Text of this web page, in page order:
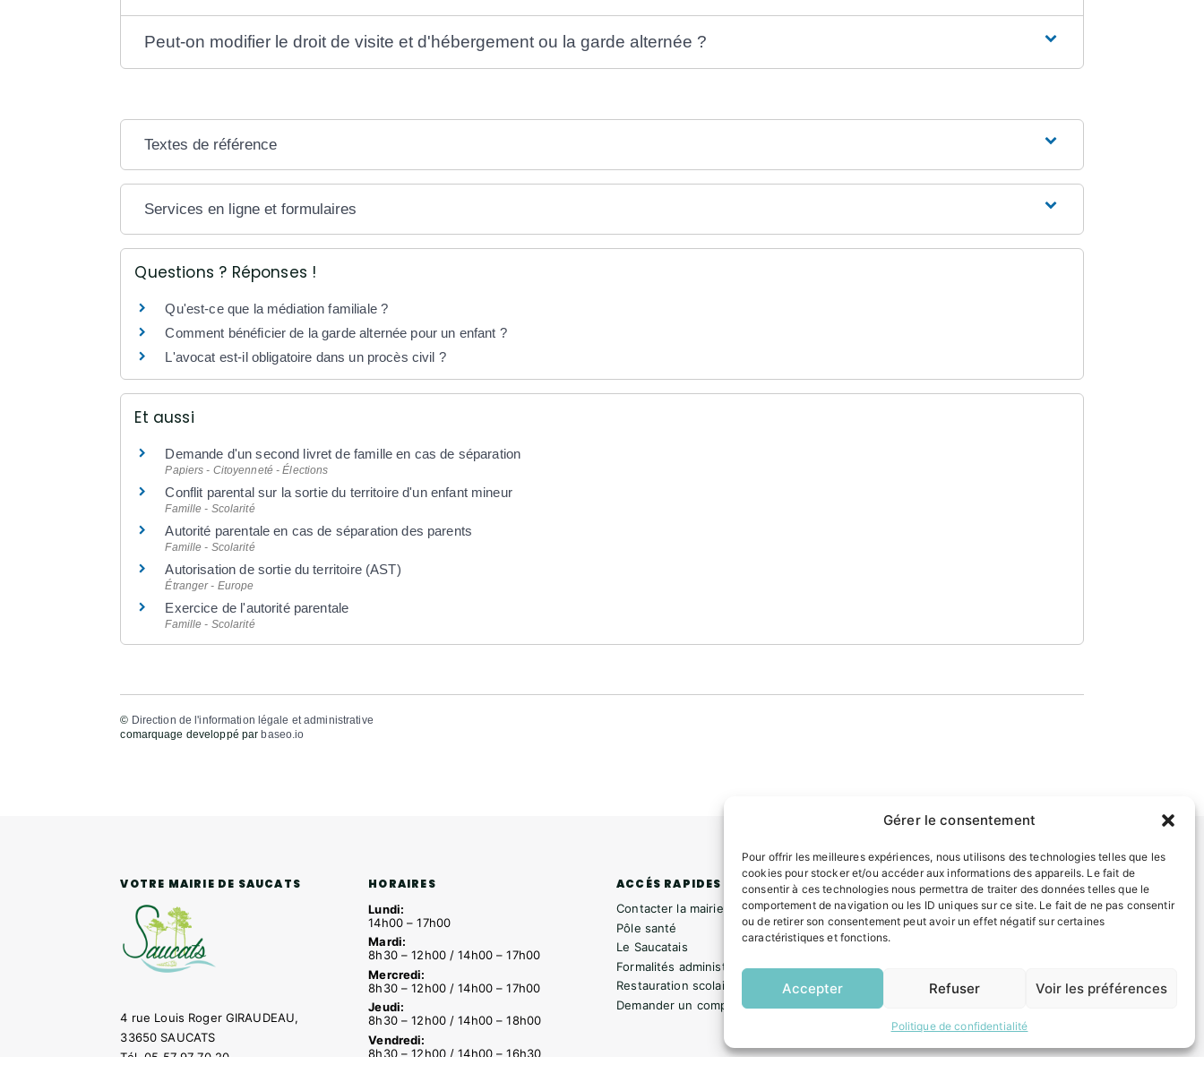
Gérer le consentement
Pour offrir les meilleures expériences, nous utilisons des technologies telles que les
cookies pour stocker et/ou accéder aux informations des appareils. Le fait de
consentir à ces technologies nous permettra de traiter des données telles que le
comportement de navigation ou les ID uniques sur ce site. Le fait de ne pas consentir
ou de retirer son consentement peut avoir un effet négatif sur certaines
caractéristiques et fonctions.
Accepter Refuser Voir les préférences
Politique de confidentialité
Peut-on modifier le droit de visite et d'hébergement ou la garde alternée ?
Textes de référence
Services en ligne et formulaires
Questions ? Réponses !
Qu'est-ce que la médiation familiale ?
Comment bénéficier de la garde alternée pour un enfant ?
L'avocat est-il obligatoire dans un procès civil ?
Et aussi
Demande d'un second livret de famille en cas de séparation
Papiers - Citoyenneté - Élections
Conflit parental sur la sortie du territoire d'un enfant mineur
Famille - Scolarité
Autorité parentale en cas de séparation des parents
Famille - Scolarité
Autorisation de sortie du territoire (AST)
Étranger - Europe
Exercice de l'autorité parentale
Famille - Scolarité
© Direction de l'information légale et administrative
comarquage developpé par baseo.io
VOTRE MAIRIE DE SAUCATS
4 rue Louis Roger GIRAUDEAU,
33650 SAUCATS
Tél.05 57 97 70 20
HORAIRES
Lundi:
14h00 – 17h00
Mardi:
8h30 – 12h00 / 14h00 – 17h00
Mercredi:
8h30 – 12h00 / 14h00 – 17h00
Jeudi:
8h30 – 12h00 / 14h00 – 18h00
Vendredi:
8h30 – 12h00 / 14h00 – 16h30
ACCÉS RAPIDES
Contacter la mairie
Pôle santé
Le Saucatais
Formalités administratives
Restauration scolaire
Demander un composteur
INFORMATIONS LÉGALES
Mentions légales
Politique de confidentialité
ESPACE MUNICIPALITÉ